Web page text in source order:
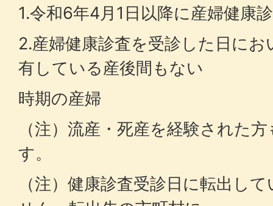
1.令和6年4月1日以降に産婦健康
2.産婦健康診査を受診した日に
有している産後間もない
時期の産婦
（注）流産・死産を経験された
す。
（注）健康診査受診日に転出し